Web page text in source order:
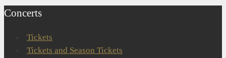
Concerts
Tickets
Tickets and Season Tickets